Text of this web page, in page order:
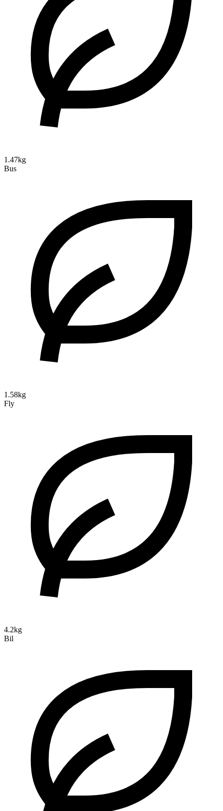
1.47kg
Bus
1.58kg
Fly
4.2kg
Bil